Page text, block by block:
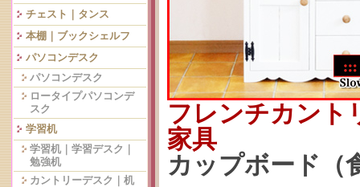
チェスト｜タンス
本棚｜ブックシェルフ
パソコンデスク
パソコンデスク
ロータイプパソコンデ
スク
学習机
学習机｜学習デスク｜
勉強机
カントリーデスク｜机
フレンチカント
家具
カップボード